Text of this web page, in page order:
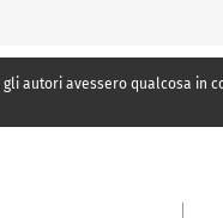
autori avessero qualcosa